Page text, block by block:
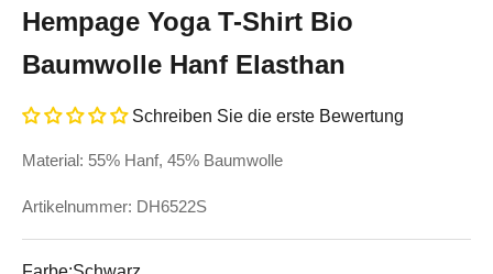
Hempage Yoga T-Shirt Bio
Baumwolle Hanf Elasthan
Schreiben Sie die erste Bewertung
Material: 55% Hanf, 45% Baumwolle
Artikelnummer: DH6522S